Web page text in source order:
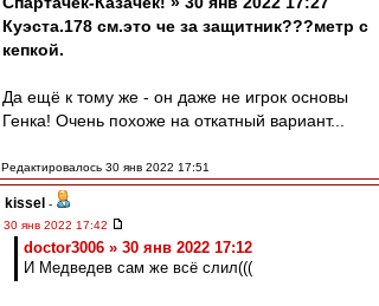
Куэста.178 см.это че за защитник???метр с
кепкой.
Да ещё к тому же - он даже не игрок основы
Генка! Очень похоже на откатный вариант...
Редактировалось 30 янв 2022 17:51
kissel -
30 янв 2022 17:42
doctor3006 » 30 янв 2022 17:12
И Медведев сам же всё слил(((